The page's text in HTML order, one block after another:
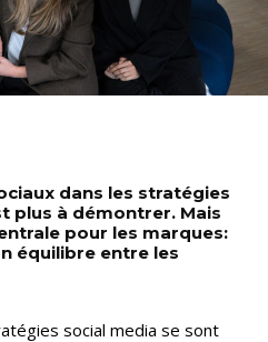
dans les stratégies
plus à démontrer. Mais
pour les marques:
équilibre entre les
social media se sont